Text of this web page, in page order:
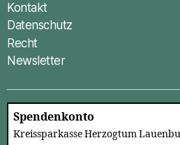
Kontakt
Datenschutz
Recht
Newsletter
Spendenkonto
Kreissparkasse Herzogtum